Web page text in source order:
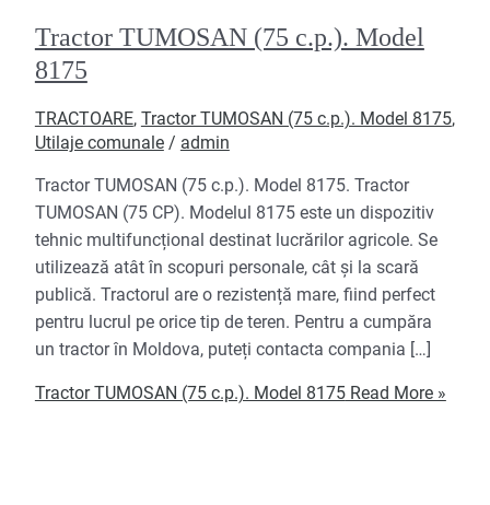
Tractor TUMOSAN (75 c.p.). Model
8175
TRACTOARE, Tractor TUMOSAN (75 c.p.). Model 8175,
Utilaje comunale/ admin
Tractor TUMOSAN (75 c.p.). Model 8175. Tractor
TUMOSAN (75 CP). Modelul 8175 este un dispozitiv
tehnic multifuncțional destinat lucrărilor agricole. Se
utilizează atât în scopuri personale, cât și la scară
publică. Tractorul are o rezistență mare, fiind perfect
pentru lucrul pe orice tip de teren. Pentru a cumpăra
un tractor în Moldova, puteți contacta compania […]
Tractor TUMOSAN (75 c.p.). Model 8175Read More »